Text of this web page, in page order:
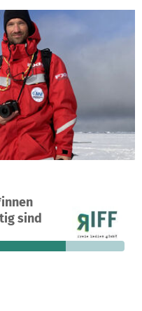
sind
6.538 €
fehlen noch